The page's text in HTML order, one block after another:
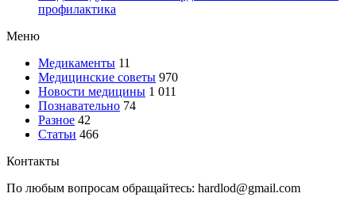
профилактика
Меню
Медикаменты 11
Медицинские советы 970
Новости медицины 1 011
Познавательно 74
Разное 42
Статьи 466
Контакты
По любым вопросам обращайтесь: hardlod@gmail.com